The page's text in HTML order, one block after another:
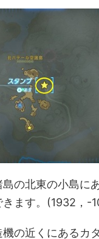
の北東の小島に
きます。(1932，-
の近くにあるカ